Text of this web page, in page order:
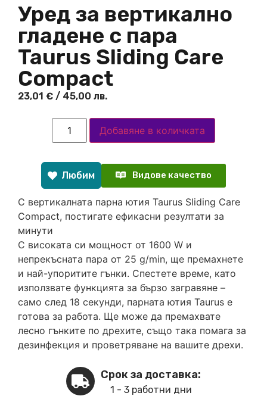
Уред за вертикално
гладене с пара
Taurus Sliding Care
Compact
23,01 € / 45,00 лв.
Добавяне в количката
Любим Видове качество
С вертикалната парна ютия Taurus Sliding Care
Compact, постигате ефикасни резултати за
минути
С високата си мощност от 1600 W и
непрекъсната пара от 25 g/min, ще премахнете
и най-упоритите гънки. Спестете време, като
използвате функцията за бързо загравяне –
само след 18 секунди, парната ютия Taurus е
готова за работа. Ще може да премахвате
лесно гънките по дрехите, също така помага за
дезинфекция и проветряване на вашите дрехи.
Срок за доставка:
1 - 3 работни дни